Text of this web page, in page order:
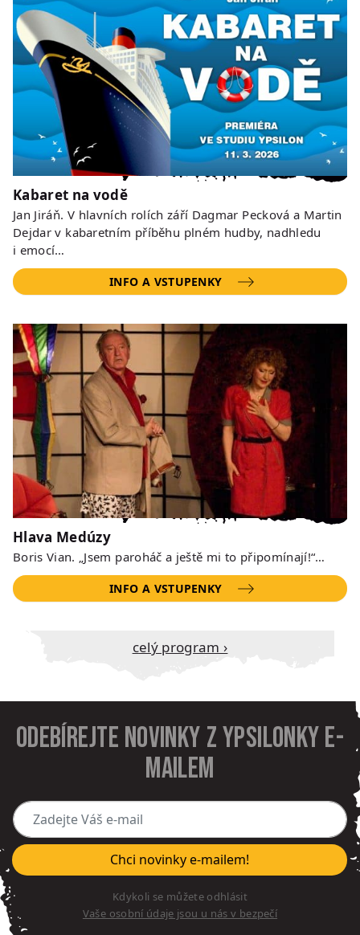
Kabaret na vodě
Jan Jiráň. V hlavních rolích září Dagmar Pecková a Martin
Dejdar v kabaretním příběhu plném hudby, nadhledu
i emocí…
INFO A VSTUPENKY
Hlava Medúzy
Boris Vian. „Jsem paroháč a ještě mi to připomínají!“…
INFO A VSTUPENKY
Celý program ›
Odebírejte novinky z Ypsilonky e-
mailem
Zadejte Váš e-mail
Chci novinky e-mailem!
Kdykoli se můžete odhlásit
Vaše osobní údaje jsou u nás v bezpečí